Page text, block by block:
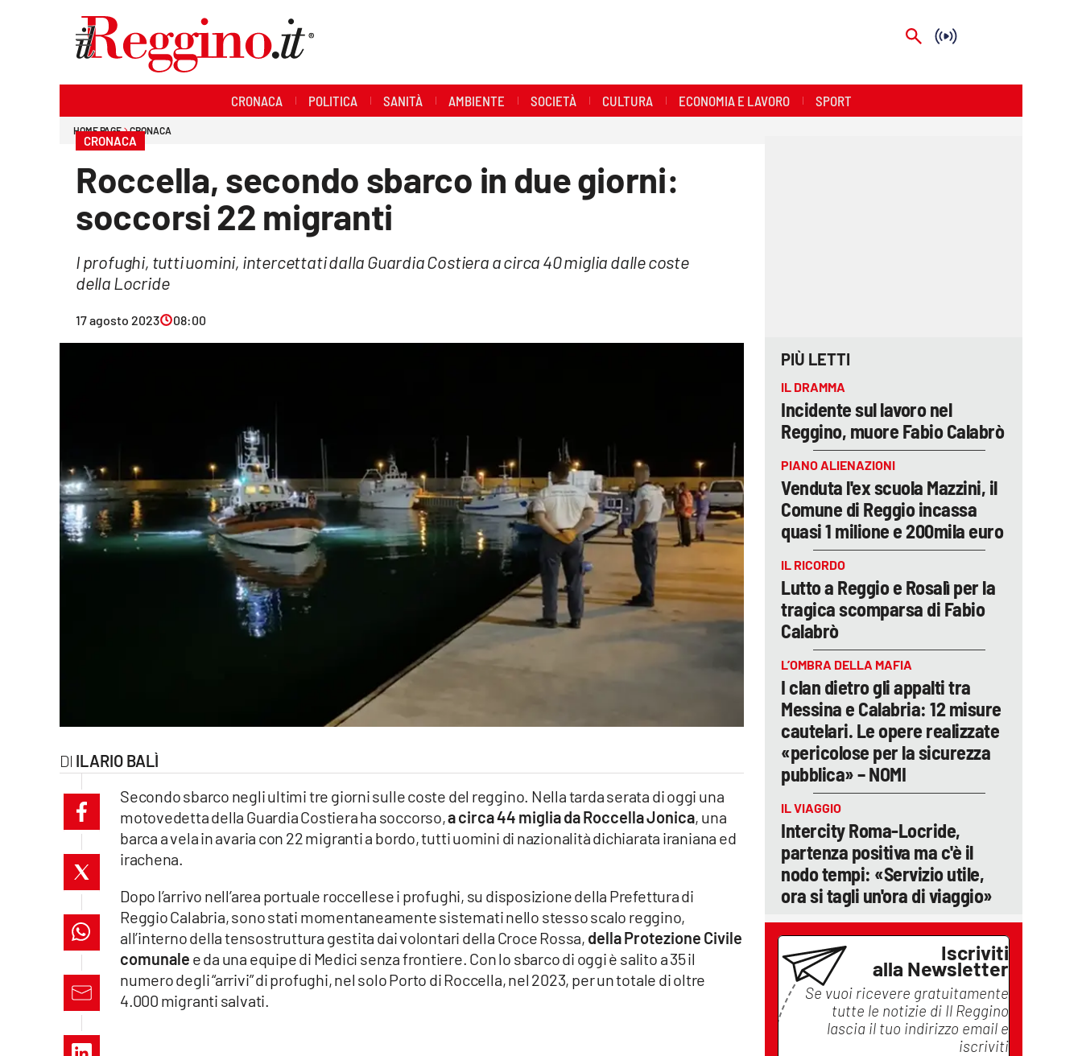
Lac Network
cosenzachannel.it
catanzarochannel.it
lacapitalenews.it
CRONACA POLITICA SANITÀ AMBIENTE SOCIETÀ CULTURA ECONOMIA E LAVORO SPORT
HOME PAGE CRONACA
CRONACA
Roccella, secondo sbarco in due giorni:
soccorsi 22 migranti
I profughi, tutti uomini, intercettati dalla Guardia Costiera a circa 40 miglia dalle coste
della Locride
17 agosto 2023 08:00
ILARIO BALÌ
Secondo sbarco negli ultimi tre giorni sulle coste del reggino. Nella tarda serata di oggi una
motovedetta della Guardia Costiera ha soccorso,a circa 44 miglia da Roccella Jonica, una
barca a vela in avaria con 22 migranti a bordo, tutti uomini di nazionalità dichiarata iraniana ed
irachena.
Dopo l’arrivo nell’area portuale roccellese i profughi, su disposizione della Prefettura di
Reggio Calabria, sono stati momentaneamente sistemati nello stesso scalo reggino,
all’interno della tensostruttura gestita dai volontari della Croce Rossa, della Protezione Civile
comunale e da una equipe di Medici senza frontiere. Con lo sbarco di oggi è salito a 35 il
numero degli “arrivi” di profughi, nel solo Porto di Roccella, nel 2023, per un totale di oltre
4.000 migranti salvati.
PIÙ LETTI
IL DRAMMA
Incidente sul lavoro nel
Reggino, muore Fabio Calabrò
PIANO ALIENAZIONI
Venduta l'ex scuola Mazzini, il
Comune di Reggio incassa
quasi 1 milione e 200mila euro
IL RICORDO
Lutto a Reggio e Rosalì per la
tragica scomparsa di Fabio
Calabrò
L’OMBRA DELLA MAFIA
I clan dietro gli appalti tra
Messina e Calabria: 12 misure
cautelari. Le opere realizzate
«pericolose per la sicurezza
pubblica» – NOMI
IL VIAGGIO
Intercity Roma-Locride,
partenza positiva ma c'è il
nodo tempi: «Servizio utile,
ora si tagli un'ora di viaggio»
Iscriviti
alla Newsletter
Se vuoi ricevere gratuitamente
tutte le notizie di Il Reggino
lascia il tuo indirizzo email e
iscriviti